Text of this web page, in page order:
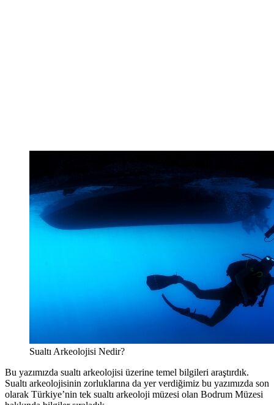
Sualtı Arkeolojisi Nedir?
Bu yazımızda sualtı arkeolojisi üzerine temel bilgileri araştırdık.
Sualtı arkeolojisinin zorluklarına da yer verdiğimiz bu yazımızda son
olarak Türkiye’nin tek sualtı arkeoloji müzesi olan Bodrum Müzesi